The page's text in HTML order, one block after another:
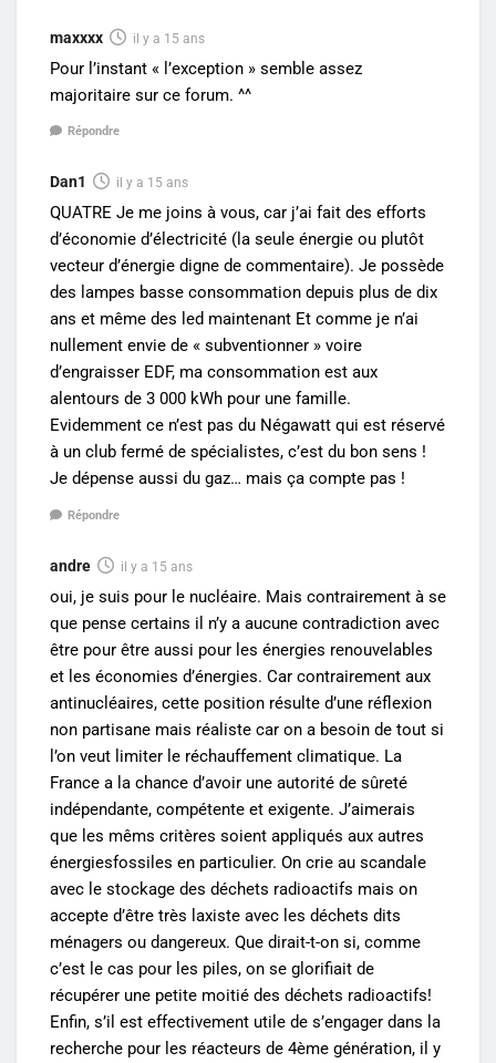
maxxxx il y a 15 ans
Pour l’instant « l’exception » semble assez
majoritaire sur ce forum. ^^
Répondre
Dan1 il y a 15 ans
QUATRE Je me joins à vous, car j’ai fait des efforts
d’économie d’électricité (la seule énergie ou plutôt
vecteur d’énergie digne de commentaire). Je possède
des lampes basse consommation depuis plus de dix
ans et même des led maintenant Et comme je n’ai
nullement envie de « subventionner » voire
d’engraisser EDF, ma consommation est aux
alentours de 3 000 kWh pour une famille.
Evidemment ce n’est pas du Négawatt qui est réservé
à un club fermé de spécialistes, c’est du bon sens !
Je dépense aussi du gaz… mais ça compte pas !
Répondre
andre il y a 15 ans
oui, je suis pour le nucléaire. Mais contrairement à se
que pense certains il n’y a aucune contradiction avec
être pour être aussi pour les énergies renouvelables
et les économies d’énergies. Car contrairement aux
antinucléaires, cette position résulte d’une réflexion
non partisane mais réaliste car on a besoin de tout si
l’on veut limiter le réchauffement climatique. La
France a la chance d’avoir une autorité de sûreté
indépendante, compétente et exigente. J’aimerais
que les mêms critères soient appliqués aux autres
énergiesfossiles en particulier. On crie au scandale
avec le stockage des déchets radioactifs mais on
accepte d’être très laxiste avec les déchets dits
ménagers ou dangereux. Que dirait-t-on si, comme
c’est le cas pour les piles, on se glorifiait de
récupérer une petite moitié des déchets radioactifs!
Enfin, s’il est effectivement utile de s’engager dans la
recherche pour les réacteurs de 4ème génération, il y